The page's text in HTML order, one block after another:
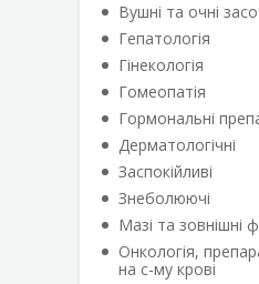
Вушні та очні
Гепатологія
Гінекологія
Гомеопатія
Гормональні
Дерматологічні
Заспокійливі
Знеболюючі
Мазі та зовнішні
Онкологія,
на с-му крові